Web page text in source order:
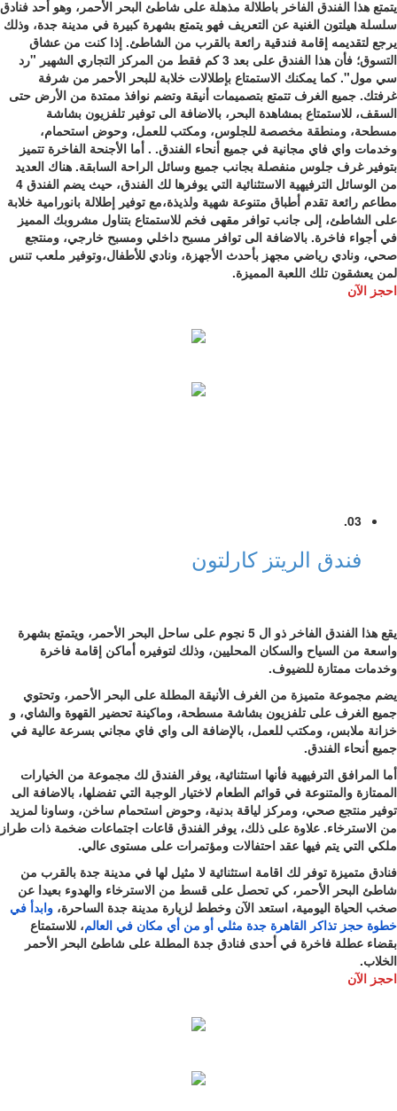
يتمتع هذا الفندق الفاخر باطلالة مذهلة على شاطئ البحر الأحمر، وهو أحد فنادق
سلسلة هيلتون الغنية عن التعريف فهو يتمتع بشهرة كبيرة في مدينة جدة، وذلك
يرجع لتقديمه إقامة فندقية رائعة بالقرب من الشاطئ. إذا كنت من عشاق
التسوق؛ فأن هذا الفندق على بعد 3 كم فقط من المركز التجاري الشهير "رد
سي مول". كما يمكنك الاستمتاع بإطلالات خلابة للبحر الأحمر من شرفة
غرفتك. جميع الغرف تتمتع بتصميمات أنيقة وتضم نوافذ ممتدة من الأرض حتى
السقف، للاستمتاع بمشاهدة البحر، بالاضافة الى توفير تلفزيون بشاشة
مسطحة، ومنطقة مخصصة للجلوس، ومكتب للعمل، وحوض استحمام،
وخدمات واي فاي مجانية في جميع أنحاء الفندق. . أما الأجنحة الفاخرة تتميز
بتوفير غرف جلوس منفصلة بجانب جميع وسائل الراحة السابقة. هناك العديد
من الوسائل الترفيهية الاستثنائية التي يوفرها لك الفندق، حيث يضم الفندق 4
مطاعم رائعة تقدم أطباق متنوعة شهية ولذيذة،مع توفير إطلالة بانورامية خلابة
على الشاطئ، إلى جانب توافر مقهى فخم للاستمتاع بتناول مشروبك المميز
في أجواء فاخرة. بالاضافة الى توافر مسبح داخلي ومسبح خارجي، ومنتجع
صحي، ونادي رياضي مجهز بأحدث الأجهزة، ونادي للأطفال،وتوفير ملعب تنس
لمن يعشقون تلك اللعبة المميزة.
احجز الآن
03.
فندق الريتز كارلتون
يقع هذا الفندق الفاخر ذو ال 5 نجوم على ساحل البحر الأحمر، ويتمتع بشهرة
واسعة من السياح والسكان المحليين، وذلك لتوفيره أماكن إقامة فاخرة
وخدمات ممتازة للضيوف.
يضم مجموعة متميزة من الغرف الأنيقة المطلة على البحر الأحمر، وتحتوي
جميع الغرف على تلفزيون بشاشة مسطحة، وماكينة تحضير القهوة والشاي، و
خزانة ملابس، ومكتب للعمل، بالإضافة الى واي فاي مجاني بسرعة عالية في
جميع أنحاء الفندق.
أما المرافق الترفيهية فأنها استثنائية، يوفر الفندق لك مجموعة من الخيارات
الممتازة والمتنوعة في قوائم الطعام لاختيار الوجبة التي تفضلها، بالاضافة الى
توفير منتجع صحي، ومركز لياقة بدنية، وحوض استحمام ساخن، وساونا لمزيد
من الاسترخاء. علاوة على ذلك، يوفر الفندق قاعات اجتماعات ضخمة ذات طراز
ملكي التي يتم فيها عقد احتفالات ومؤتمرات على مستوى عالي.
فنادق متميزة توفر لك اقامة استثنائية لا مثيل لها في مدينة جدة بالقرب من
شاطئ البحر الأحمر، كي تحصل على قسط من الاسترخاء والهدوء بعيدا عن
صخب الحياة اليومية، استعد الآن وخطط لزيارة مدينة جدة الساحرة، وابدأ في
خطوة حجز تذاكر القاهرة جدة مثلي أو من أي مكان في العالم، للاستمتاع
بقضاء عطلة فاخرة في أحدى فنادق جدة المطلة على شاطئ البحر الأحمر
الخلاب.
احجز الآن